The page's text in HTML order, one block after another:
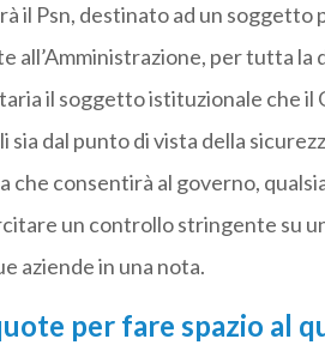
il Psn, destinato ad un
all’Amministrazione, per tutta
il soggetto istituzionale che
sia dal punto di vista della
che consentirà al governo,
un controllo stringente su
aziende in una nota.
per fare spazio al